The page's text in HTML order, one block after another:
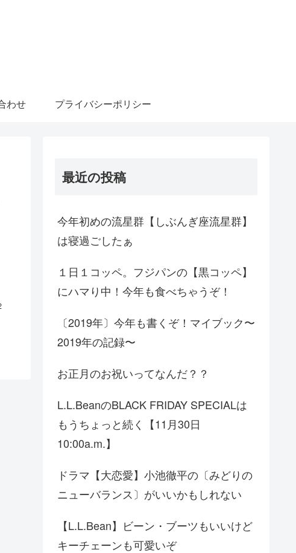
わせ プライバシーポリシー
最近の投稿
今年初めの流星群【しぶんぎ座流星群】
は寝過ごしたぁ
１日１コッペ。フジパンの【黒コッペ】
にハマり中！今年も食べちゃうぞ！
〔2019年〕今年も書くぞ！マイブック〜
2019年の記録〜
お正月のお祝いってなんだ？？
L.L.BeanのBLACK FRIDAY SPECIALは
もうちょっと続く【11月30日
10:00a.m.】
ドラマ【大恋愛】小池徹平の〔みどりの
ニューバランス〕がいいかもしれない
【L.L.Bean】ビーン・ブーツもいいけど
キーチェーンも可愛いぞ